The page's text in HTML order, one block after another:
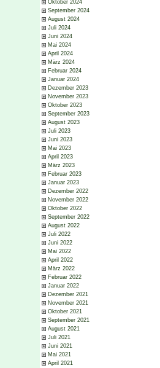
Oktober 2024
September 2024
August 2024
Juli 2024
Juni 2024
Mai 2024
April 2024
März 2024
Februar 2024
Januar 2024
Dezember 2023
November 2023
Oktober 2023
September 2023
August 2023
Juli 2023
Juni 2023
Mai 2023
April 2023
März 2023
Februar 2023
Januar 2023
Dezember 2022
November 2022
Oktober 2022
September 2022
August 2022
Juli 2022
Juni 2022
Mai 2022
April 2022
März 2022
Februar 2022
Januar 2022
Dezember 2021
November 2021
Oktober 2021
September 2021
August 2021
Juli 2021
Juni 2021
Mai 2021
April 2021